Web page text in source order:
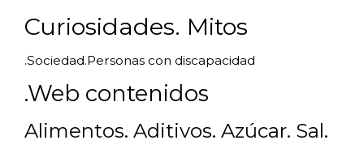
Curiosidades. Mitos
.Sociedad.Personas con discapacidad
.Web contenidos
Alimentos. Aditivos. Azúcar. Sal.